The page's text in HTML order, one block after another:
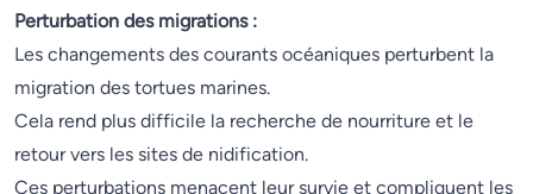
Perturbation des migrations :
Les changements des courants océaniques perturbent la
migration des tortues marines.
Cela rend plus difficile la recherche de nourriture et le
retour vers les sites de nidification.
Ces perturbations menacent leur survie et compliquent les